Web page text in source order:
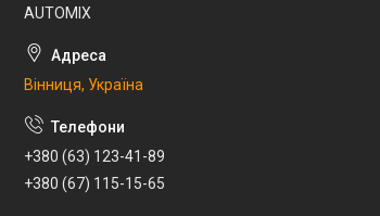
AUTOMIX
Вінниця, Україна
+380 (63) 123-41-89
+380 (67) 115-15-65